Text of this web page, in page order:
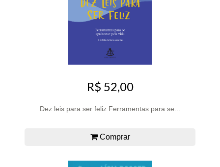
R$ 52,00
Dez leis para ser feliz Ferramentas para se...
Comprar